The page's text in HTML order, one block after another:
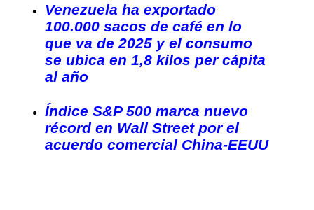
Venezuela ha exportado
100.000 sacos de café en lo
que va de 2025 y el consumo
se ubica en 1,8 kilos per cápita
al año
Índice S&P 500 marca nuevo
récord en Wall Street por el
acuerdo comercial China-EEUU